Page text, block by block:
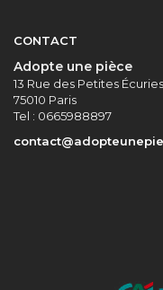
CONTACT
Adopte une pièce
13 Rue des Petites Écuries
75010 Paris
Tel : 0665988897